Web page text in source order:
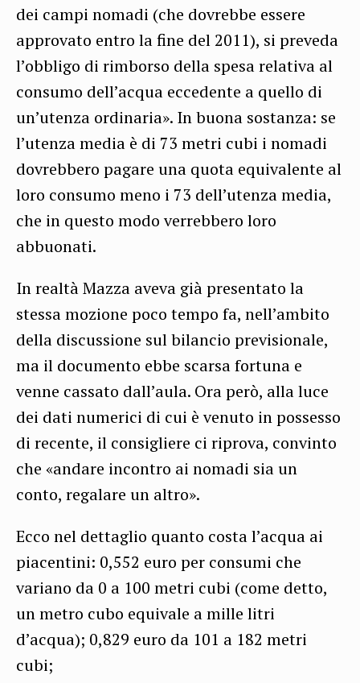
dei campi nomadi (che dovrebbe essere
approvato entro la fine del 2011), si preveda
l’obbligo di rimborso della spesa relativa al
consumo dell’acqua eccedente a quello di
un’utenza ordinaria». In buona sostanza: se
l’utenza media è di 73 metri cubi i nomadi
dovrebbero pagare una quota equivalente al
loro consumo meno i 73 dell’utenza media,
che in questo modo verrebbero loro
abbuonati.
In realtà Mazza aveva già presentato la
stessa mozione poco tempo fa, nell’ambito
della discussione sul bilancio previsionale,
ma il documento ebbe scarsa fortuna e
venne cassato dall’aula. Ora però, alla luce
dei dati numerici di cui è venuto in possesso
di recente, il consigliere ci riprova, convinto
che «andare incontro ai nomadi sia un
conto, regalare un altro».
Ecco nel dettaglio quanto costa l’acqua ai
piacentini: 0,552 euro per consumi che
variano da 0 a 100 metri cubi (come detto,
un metro cubo equivale a mille litri
d’acqua); 0,829 euro da 101 a 182 metri
cubi;